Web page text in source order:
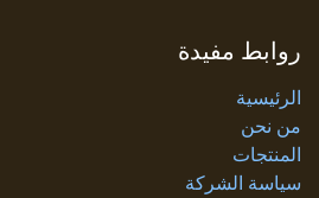
روابط مفيدة
الرئيسية
من نحن
المنتجات
سياسة الشركة